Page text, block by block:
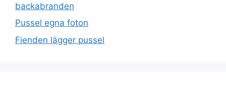
backabranden
Pussel egna foton
Fienden lägger pussel